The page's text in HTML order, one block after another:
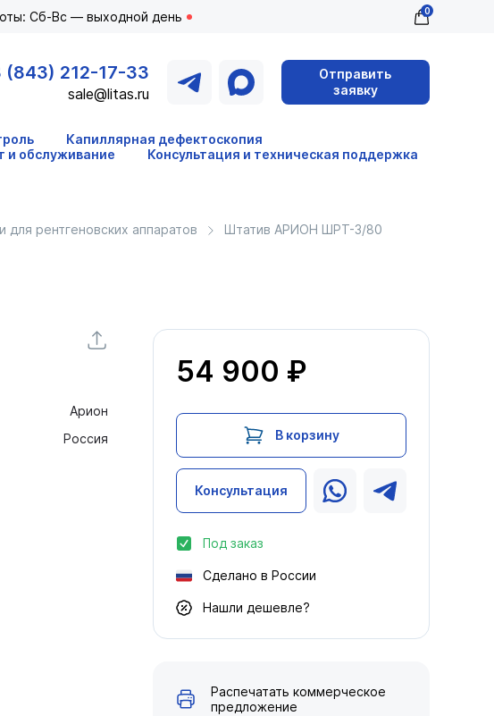
Сб-Вс — выходной день 0
(843) 212-17-33
sale@litas.ru
Отправить
заявку
Капиллярная дефектоскопия
и обслуживание Консультация и техническая поддержка
для рентгеновских аппаратов Штатив АРИОН ШРТ-3/80
Арион
Россия
54 900 ₽
В корзину
Консультация
Под заказ
Сделано в России
Нашли дешевле?
Распечатать коммерческое
предложение